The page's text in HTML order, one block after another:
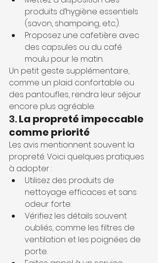
produits d’hygiène essentiels
(savon, shampoing, etc.).
Proposez une cafetière avec
des capsules ou du café
moulu pour le matin.
Un petit geste supplémentaire,
comme un plaid confortable ou
des pantoufles, rendra leur séjour
encore plus agréable.
3. La propreté impeccable
comme priorité
Les avis mentionnent souvent la
propreté. Voici quelques pratiques
à adopter :
Utilisez des produits de
nettoyage efficaces et sans
odeur forte.
Vérifiez les détails souvent
oubliés, comme les filtres de
ventilation et les poignées de
porte.